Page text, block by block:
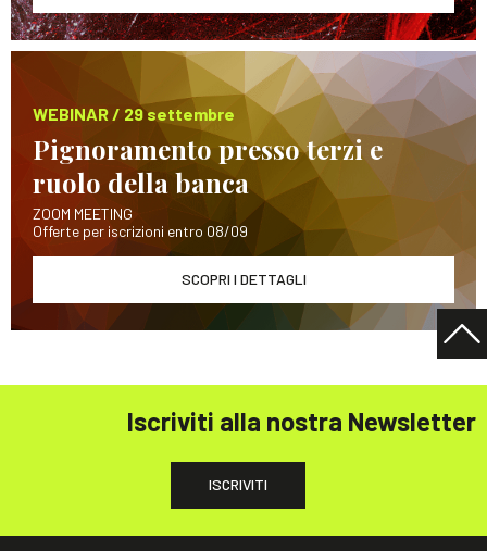
WEBINAR / 29 settembre
Pignoramento presso terzi e
ruolo della banca
ZOOM MEETING
Offerte per iscrizioni entro 08/09
SCOPRI I DETTAGLI
Iscriviti alla nostra Newsletter
ISCRIVITI